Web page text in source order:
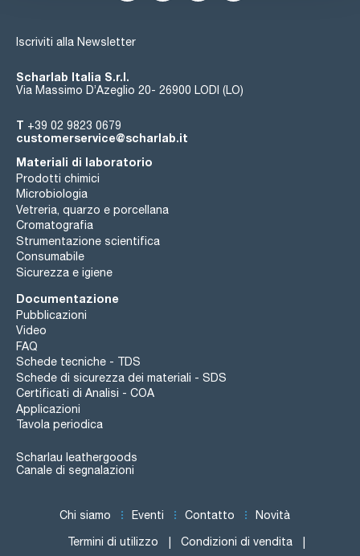
Iscriviti alla Newsletter
Scharlab Italia S.r.l.
Via Massimo D’Azeglio 20- 26900 LODI (LO)
T +39 02 9823 0679
customerservice@scharlab.it
Materiali di laboratorio
Prodotti chimici
Microbiologia
Vetreria, quarzo e porcellana
Cromatografia
Strumentazione scientifica
Consumabile
Sicurezza e igiene
Documentazione
Pubblicazioni
Video
FAQ
Schede tecniche - TDS
Schede di sicurezza dei materiali - SDS
Certificati di Analisi - COA
Applicazioni
Tavola periodica
Scharlau leathergoods
Canale di segnalazioni
Chi siamo Eventi Contatto Novità
Termini di utilizzo Condizioni di vendita